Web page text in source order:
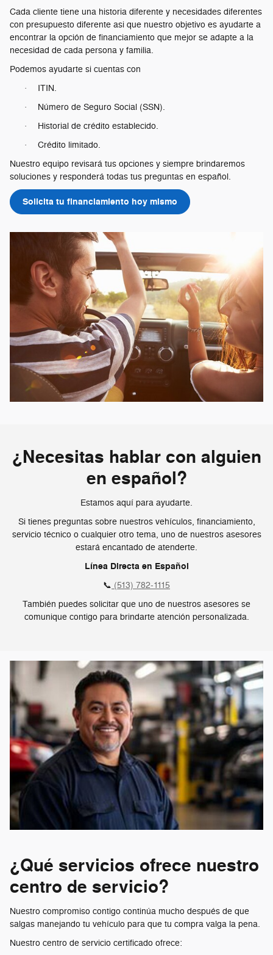
Cada cliente tiene una historia diferente y necesidades diferentes
con presupuesto diferente asi que nuestro objetivo es ayudarte a
encontrar la opción de financiamiento que mejor se adapte a la
necesidad de cada persona y familia.
Podemos ayudarte si cuentas con
· ITIN.
· Número de Seguro Social (SSN).
· Historial de crédito establecido.
·
Crédito limitado.
Nuestro equipo revisará tus opciones y siempre brindaremos
soluciones y responderá todas tus preguntas en español.
Solicita tu financiamiento hoy mismo
¿Necesitas hablar con alguien
en español?
Estamos aquí para ayudarte.
Si tienes preguntas sobre nuestros vehículos, financiamiento,
servicio técnico o cualquier otro tema, uno de nuestros asesores
estará encantado de atenderte.
Línea Directa en Español
📞 (513) 782-1115
También puedes solicitar que uno de nuestros asesores se
comunique contigo para brindarte atención personalizada.
¿Qué servicios ofrece nuestro
centro de servicio?
Nuestro compromiso contigo continúa mucho después de que
salgas manejando tu vehículo para que tu compra valga la pena.
Nuestro centro de servicio certificado ofrece: